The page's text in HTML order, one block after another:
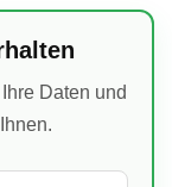
Daten und